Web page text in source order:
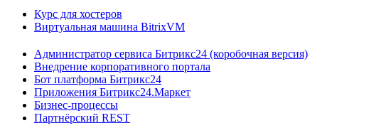
Курс для хостеров
Виртуальная машина BitrixVM
Администратор сервиса Битрикс24 (коробочная версия)
Внедрение корпоративного портала
Бот платформа Битрикс24
Приложения Битрикс24.Маркет
Бизнес-процессы
Партнёрский REST